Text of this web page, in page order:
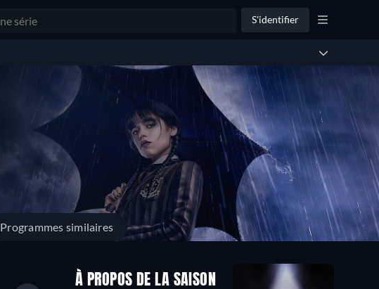
S'identifier
Programmes similaires
À PROPOS DE LA SAISON